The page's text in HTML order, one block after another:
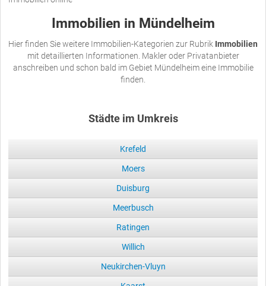
Immobilien in Mündelheim
Hier finden Sie weitere Immobilien-Kategorien zur Rubrik Immobilien
mit detaillierten Informationen. Makler oder Privatanbieter
anschreiben und schon bald im Gebiet Mündelheim eine Immobilie
finden.
Städte im Umkreis
Krefeld
Moers
Duisburg
Meerbusch
Ratingen
Willich
Neukirchen-Vluyn